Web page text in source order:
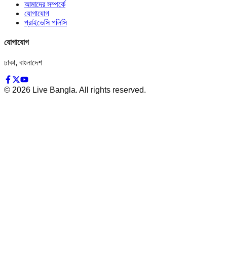
আমাদের সম্পর্কে
যোগাযোগ
প্রাইভেসি পলিসি
যোগাযোগ
ঢাকা, বাংলাদেশ
© 2026 Live Bangla. All rights reserved.